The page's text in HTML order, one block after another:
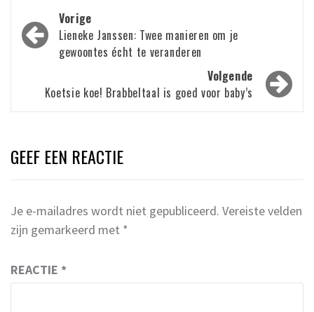
Bericht
navigatie
Vorige
Lieneke Janssen: Twee manieren om je
gewoontes écht te veranderen
Volgende
Koetsie koe! Brabbeltaal is goed voor baby’s
GEEF EEN REACTIE
Je e-mailadres wordt niet gepubliceerd. Vereiste velden
zijn gemarkeerd met *
REACTIE *